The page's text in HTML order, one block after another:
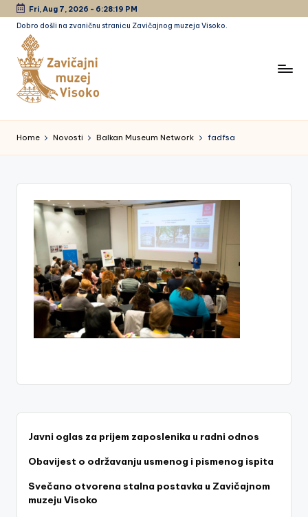
Skip
content
Fri, Aug 7, 2026 - 6:28:19 PM
Dobro došli na zvaničnu stranicu Zavičajnog muzeja Visoko.
a
vi
č
V
is
Home Novosti Balkan Museum Network fadfsa
Javni oglas za prijem zaposlenika u radni odnos
Obavijest o održavanju usmenog i pismenog ispita
Svečano otvorena stalna postavka u Zavičajnom
muzeju Visoko